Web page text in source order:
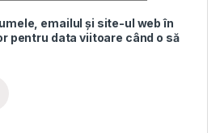
emailul și site-ul web în
pentru data viitoare când o să